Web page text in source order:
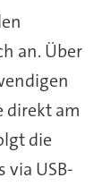
an. Über
direkt am
die
USB-